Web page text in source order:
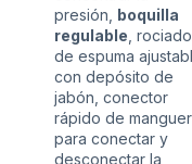
presión, boquilla
regulable ,
de espuma
con depósito de
jabón, conector
rápido de
para conectar y
desconectar la